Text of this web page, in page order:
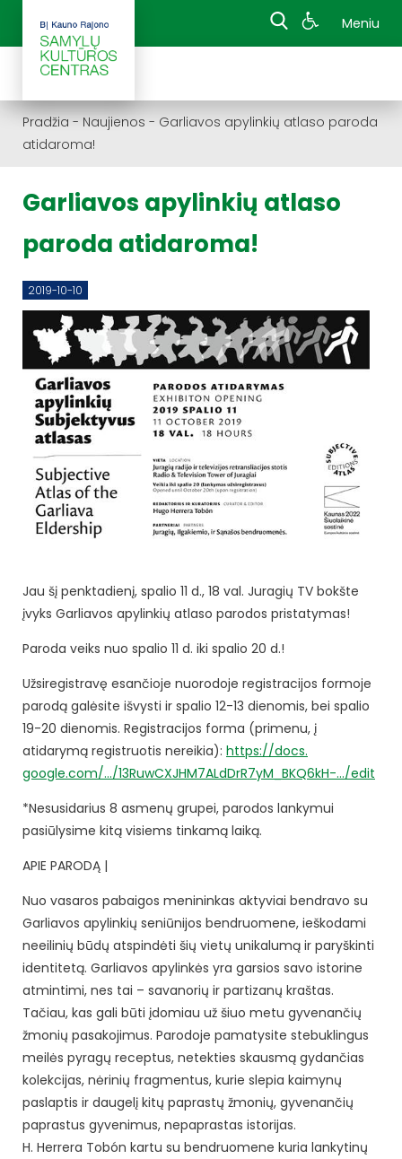
Meniu
Pradžia - Naujienos - Garliavos apylinkių atlaso paroda
atidaroma!
Garliavos apylinkių atlaso
paroda atidaroma!
2019-10-10
Jau šį penktadienį, spalio 11 d., 18 val. Juragių TV bokšte
įvyks Garliavos apylinkių atlaso parodos pristatymas!
Paroda veiks nuo spalio 11 d. iki spalio 20 d.!
Užsiregistravę esančioje nuorodoje registracijos formoje
parodą galėsite išvysti ir spalio 12-13 dienomis, bei spalio
19-20 dienomis. Registracijos forma (primenu, į
atidarymą registruotis nereikia): https://docs.
google.com/…/13RuwCXJHM7ALdDrR7yM_BKQ6kH-…/edit
*Nesusidarius 8 asmenų grupei, parodos lankymui
pasiūlysime kitą visiems tinkamą laiką.
APIE PARODĄ |
Nuo vasaros pabaigos menininkas aktyviai bendravo su
Garliavos apylinkių seniūnijos bendruomene, ieškodami
neeilinių būdų atspindėti šių vietų unikalumą ir paryškinti
identitetą. Garliavos apylinkės yra garsios savo istorine
atmintimi, nes tai – savanorių ir partizanų kraštas.
Tačiau, kas gali būti įdomiau už šiuo metu gyvenančių
žmonių pasakojimus. Parodoje pamatysite stebuklingus
meilės pyragų receptus, netekties skausmą gydančias
kolekcijas, nėrinių fragmentus, kurie slepia kaimynų
paslaptis ir daugelį kitų paprastų žmonių, gyvenančių
paprastus gyvenimus, nepaprastas istorijas.
H. Herrera Tobón kartu su bendruomene kuria lankytinų